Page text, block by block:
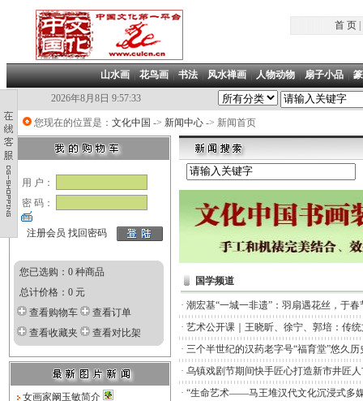
首 页|
山水画|花鸟画|书法|风水禅画|人物动物|扇子小品|
2026年8月8日 9:57:34
您现在的位置是： 文化中国 -> 新闻中心 -> 新闻首页
用 户：
密 码：
注册会员 找回密码
您已选购：0 种商品
总计价格：0 元
查看购物车
查看订单
查看收藏夹
查看对比架
女画家阚玉敏简介
国学频道
· 潮宏基“一城一非遗”：羽扇遇花丝，于
· 艺术公开课｜王晓昕、徐宁、郭培：传
· 三个半世纪的汉药老字号“福育堂”悠久历
· 乌镇戏剧节期间快手匠心打造新市井匠
· “生命艺术——马王堆汉代文化沉浸式多